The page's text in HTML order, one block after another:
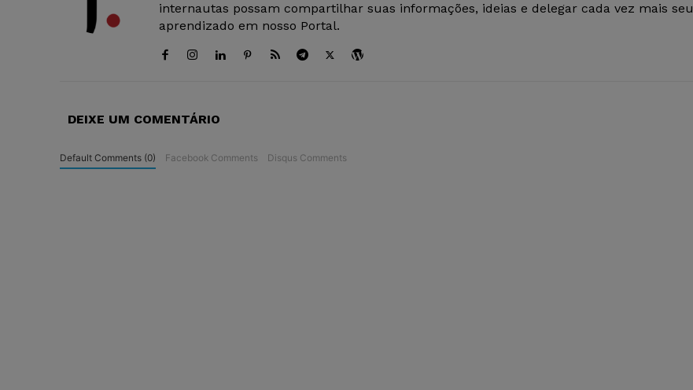
internautas possam compartilhar suas informações, ideias e delegar cada vez mais seu
aprendizado em nosso Portal.
DEIXE UM COMENTÁRIO
Default Comments (0) Facebook Comments Disqus Comments